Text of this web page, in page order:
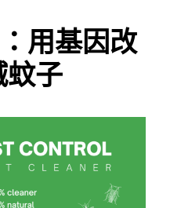
用基因改
蚊子